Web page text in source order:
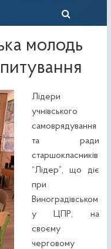
молодь
Лідери
учнівського
самоврядування
та ради
старшокласників
“Лідер”, що діє
при
Виноградівськом
у ЦПР, на
своєму
черговому